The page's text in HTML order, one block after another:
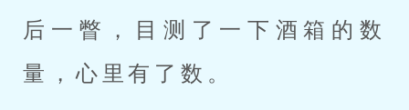
后一瞥，目测了一下酒箱的数
量，心里有了数。